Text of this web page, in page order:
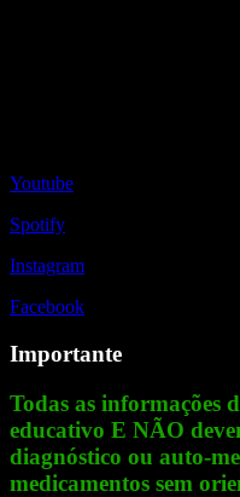
Youtube
Spotify
Instagram
Facebook
Importante
Todas as informações
educativo E NÃO
diagnóstico ou auto-
medicamentos sem